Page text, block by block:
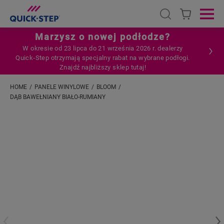
Open search
Marzysz o nowej podłodze?
W okresie od 23 lipca do 21 września 2026 r. dealerzy
Quick‑Step otrzymają specjalny rabat na wybrane podłogi.
Znajdź najbliższy sklep tutaj!
HOME PANELE WINYLOWE
BLOOM
DĄB BAWEŁNIANY BIAŁO-RUMIANY